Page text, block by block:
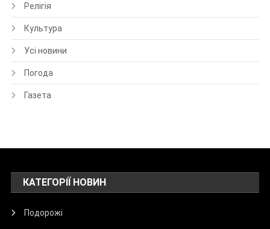
Релігія
Культура
Усі новини
Погода
Газета
КАТЕГОРІЇ НОВИН
Подорожі